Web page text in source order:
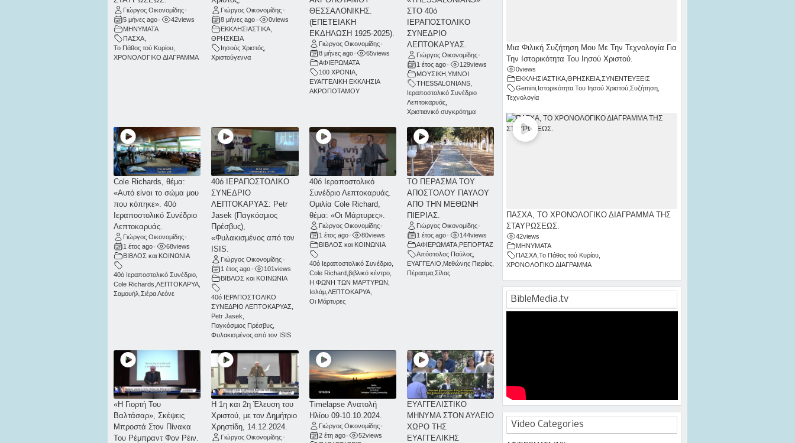
Γιώργος Οικονομίδης•
5 μήνες ago• 42views
ΜΗΝΥΜΑΤΑ
ΠΑΣΧΑ
Το Πάθος τού Κυρίου
ΧΡΟΝΟΛΟΓΙΚΟ ΔΙΑΓΡΑΜΜΑ
Γιώργος Οικονομίδης •
8 μήνες ago • 0views
ΕΚΚΛΗΣΙΑΣΤΙΚΑ
ΘΡΗΣΚΕΙΑ
Ιησούς Χριστός
Χριστούγεννα
ΘΕΣΣΑΛΟΝΙΚΗΣ.
(ΕΠΕΤΕΙΑΚΗ
ΕΚΔΗΛΩΣΗ 1925-2025).
Γιώργος Οικονομίδης •
8 μήνες ago • 65views
ΑΦΙΕΡΩΜΑΤΑ
100 ΧΡΟΝΙΑ,
ΕΥΑΓΓΕΛΙΚΗ ΕΚΚΛΗΣΙΑ
ΑΚΡΟΠΟΤΑΜΟΥ
ΣΤΟ 40ό
ΙΕΡΑΠΟΣΤΟΛΙΚΟ
ΣΥΝΕΔΡΙΟ
ΛΕΠΤΟΚΑΡΥΑΣ.
Γιώργος Οικονομίδης•
1 έτος ago• 129views
ΜΟΥΣΙΚΗ ΥΜΝΟΙ
THESSALONIANS,
Ιεραποστολικό Συνέδριο
Λεπτοκαρυάς,
Χριστιανικό συγκρότημα
Cole Richards, θέμα:
«Αυτό είναι το σώμα μου
που κόπηκε». 40ό
Ιεραποστολικό Συνέδριο
Λεπτοκαρυάς.
Γιώργος Οικονομίδης•
1 έτος ago• 68views
ΒΙΒΛΟΣ και ΚΟΙΝΩΝΙΑ
40ό Ιεραποστολικό Συνέδριο
Cole Richards ΛΕΠΤΟΚΑΡΥΑ
Σαμουήλ Σιέρα Λεόνε
40ό ΙΕΡΑΠΟΣΤΟΛΙΚΟ
ΣΥΝΕΔΡΙΟ
ΛΕΠΤΟΚΑΡΥΑΣ: Petr
Jasek (Παγκόσμιος
Πρέσβυς),
«Φυλακισμένος από τον
ISIS.
Γιώργος Οικονομίδης •
1 έτος ago • 101views
ΒΙΒΛΟΣ και ΚΟΙΝΩΝΙΑ
40ό ΙΕΡΑΠΟΣΤΟΛΙΚΟ
ΣΥΝΕΔΡΙΟ ΛΕΠΤΟΚΑΡΥΑΣ
Petr Jasek
Παγκόσμιος Πρέσβυς
Φυλακισμένος από τον ISIS
40ό Ιεραποστολικό
Συνέδριο Λεπτοκαρυάς.
Ομιλία Cole Richard,
θέμα: «Οι Μάρτυρες».
Γιώργος Οικονομίδης •
1 έτος ago • 80views
ΒΙΒΛΟΣ και ΚΟΙΝΩΝΙΑ
40ό Ιεραποστολικό Συνέδριο,
Cole Richard, βιβλικό κέντρο,
Η ΦΩΝΗ ΤΩΝ ΜΑΡΤΥΡΩΝ
Ισλάμ, ΛΕΠΤΟΚΑΡΥΑ,
Οι Μάρτυρες
ΤΟ ΠΕΡΑΣΜΑ ΤΟΥ
ΑΠΟΣΤΟΛΟΥ ΠΑΥΛΟΥ
ΑΠΟ ΤΗΝ ΜΕΘΩΝΗ
ΠΙΕΡΙΑΣ.
Γιώργος Οικονομίδης•
1 έτος ago• 144views
ΑΦΙΕΡΩΜΑΤΑ, ΡΕΠΟΡΤΑΖ
Απόστολος Παύλος,
ΕΥΑΓΓΕΛΙΟ Μεθώνης Πιερίας,
Πέρασμα, Σίλας
«Η Γιορτή Του
Βαλτάσαρ», Σκέψεις
Μπροστά Στον Πίνακα
Του Ρέμπραντ Φον Ρέιν.
Η 1η και 2η Έλευση του
Χριστού, με τον Δημήτριο
Χρηστίδη, 14.12.2024.
Γιώργος Οικονομίδης •
Timelapse Ανατολή
Ηλίου 09-10.10.2024.
Γιώργος Οικονομίδης •
2 έτη ago • 52views
ΕΥΑΓΓΕΛΙΣΤΙΚΟ
ΜΗΝΥΜΑ ΣΤΟΝ ΑΥΛΕΙΟ
ΧΩΡΟ ΤΗΣ
ΕΥΑΓΓΕΛΙΚΗΣ
Μια Φιλική Συζήτηση Μου Με Την Τεχνολογία Για
Την Ιστορικότητα Του Ιησού Χριστού.
0views
ΕΚΚΛΗΣΙΑΣΤΙΚΑ, ΘΡΗΣΚΕΙΑ, ΣΥΝΕΝΤΕΥΞΕΙΣ
Gemini, Ιστορικότητα Του Ιησού Χριστού, Συζήτηση,
Τεχνολογία
ΠΑΣΧΑ, ΤΟ ΧΡΟΝΟΛΟΓΙΚΟ ΔΙΑΓΡΑΜΜΑ ΤΗΣ
ΣΤΑΥΡΩΣΕΩΣ.
42views
ΜΗΝΥΜΑΤΑ
ΠΑΣΧΑ, Το Πάθος τού Κυρίου,
ΧΡΟΝΟΛΟΓΙΚΟ ΔΙΑΓΡΑΜΜΑ
BibleMedia.tv
Video Categories